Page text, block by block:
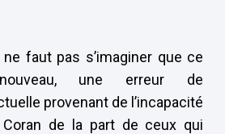
faut pas s’imaginer que ce
une erreur de
provenant de l’incapacité
de la part de ceux qui